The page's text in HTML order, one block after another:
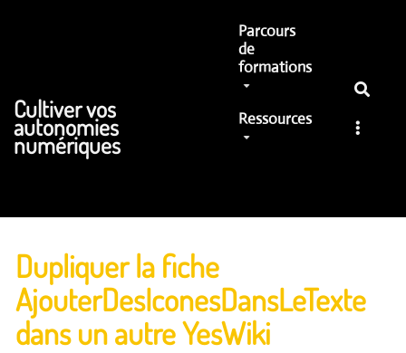
Cultiver vos
autonomies
numériques
Parcours
de
formations
Ressources
Dupliquer la fiche
AjouterDesIconesDansLeTexte
dans un autre YesWiki